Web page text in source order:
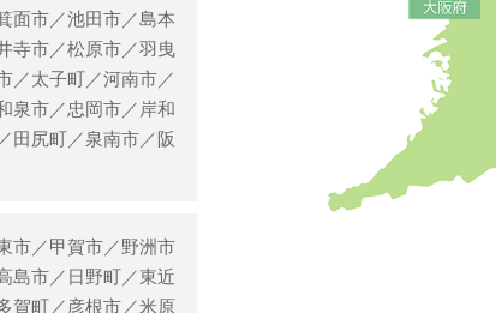
面市／池田市／島本
寺市／松原市／羽曳
／太子町／河南市／
泉市／忠岡市／岸和
田尻町／泉南市／阪
市／甲賀市／野洲市
島市／日野町／東近
賀町／彦根市／米原